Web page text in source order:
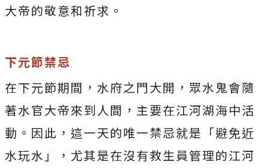
大帝的敬意和祈求。
下元節禁忌
在下元節期間，水府之門大開，眾水鬼會隨
著水官大帝來到人間，主要在江河湖海中活
動。因此，這一天的唯一禁忌就是「避免近
水玩水」，尤其是在沒有救生員管理的江河